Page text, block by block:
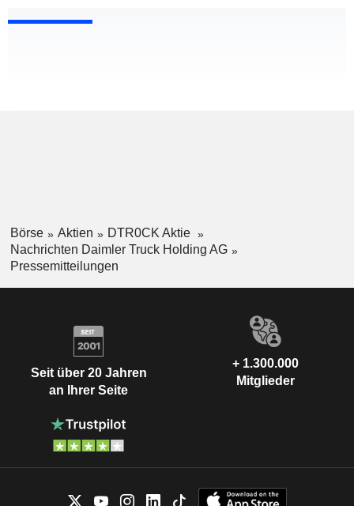
Börse Aktien
DTR0CK Aktie
Nachrichten Daimler Truck Holding AG
Pressemitteilungen
Seit über 20 Jahren
an Ihrer Seite
+ 1.300.000
Mitglieder